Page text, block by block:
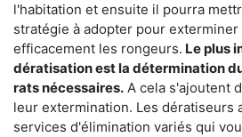
l'habitation et ensuite il pourra
stratégie à adopter pour
efficacement les rongeurs. Le plus
dératisation est la détermination
rats nécessaires. A cela s'ajoutent
leur extermination. Les dératiseurs
services d'élimination variés qui